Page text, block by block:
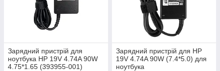
Зарядний пристрій для
ноутбука HP 19V 4.74A 90W
4.75*1.65 (393955-001)
Зарядний пристрій для HP
19V 4.74A 90W (7.4*5.0) для
ноутбука